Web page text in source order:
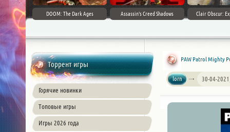
DOOM: The Dark Ages Assassin's Creed Shadows Clair Obscur:
Торрент игры
Горячие новинки
Топовые игры
Игры 2026 года
PAW Patrol Mighty
lorn 30-04-